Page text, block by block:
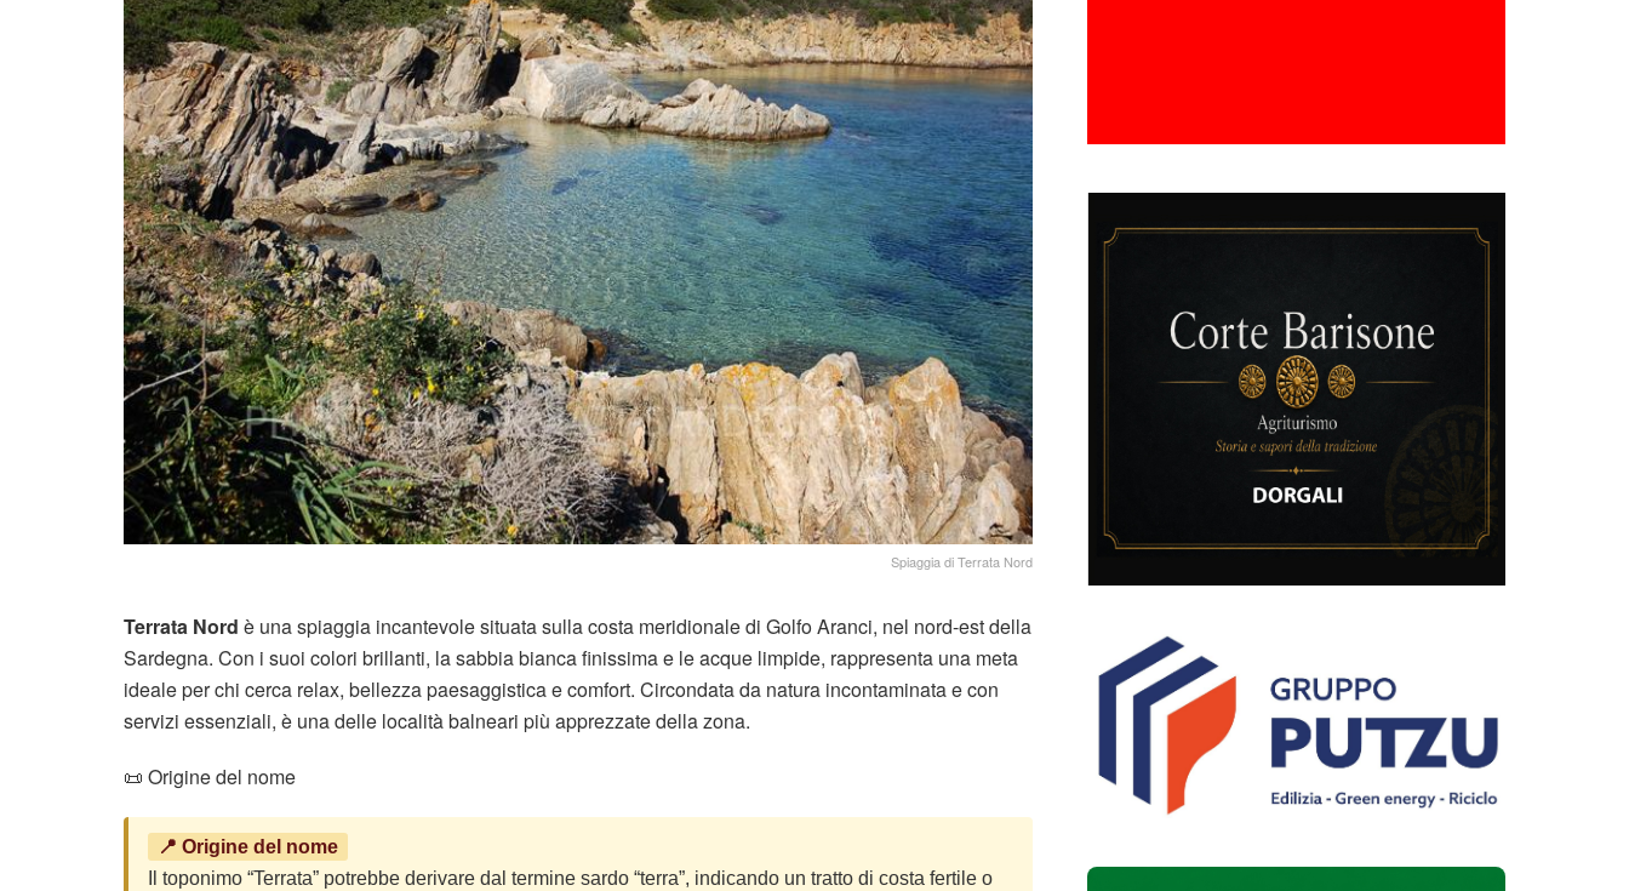
Spiaggia di Terrata Nord
Terrata Nord è una spiaggia incantevole situata sulla costa meridionale di Golfo Aranci, nel nord-est della
Sardegna. Con i suoi colori brillanti, la sabbia bianca finissima e le acque limpide, rappresenta una meta
ideale per chi cerca relax, bellezza paesaggistica e comfort. Circondata da natura incontaminata e con
servizi essenziali, è una delle località balneari più apprezzate della zona.
📜 Origine del nome
📍 Origine del nome
Il toponimo “Terrata” potrebbe derivare dal termine sardo “terra”, indicando un tratto di costa fertile o